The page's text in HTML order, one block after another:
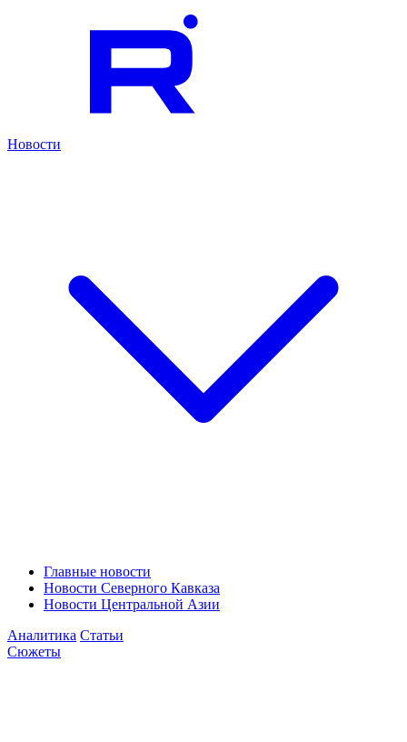
Новости
Главные новости
Новости Северного Кавказа
Новости Центральной Азии
Аналитика Статьи
Сюжеты